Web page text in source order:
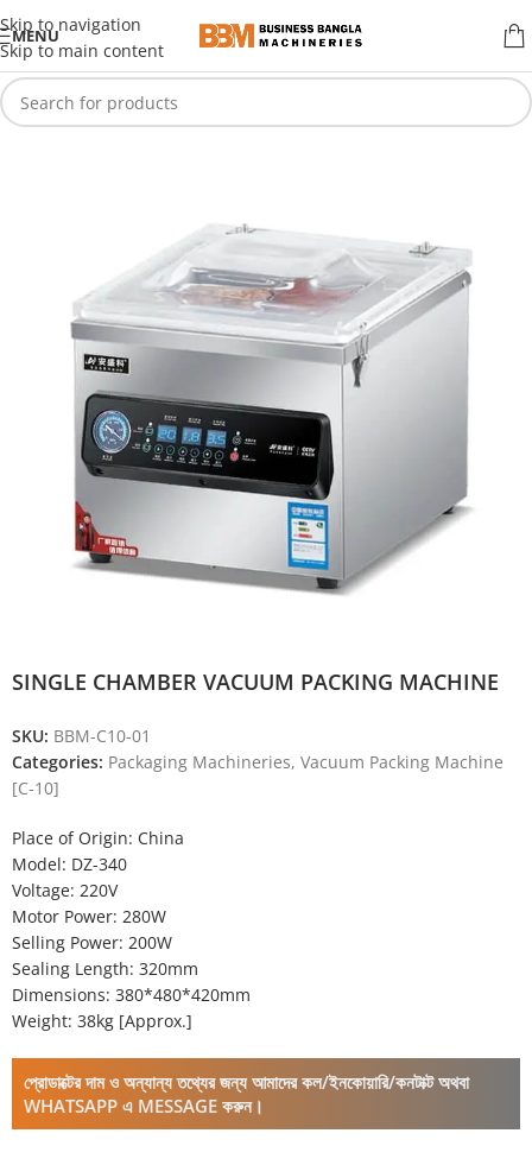
Skip to navigation
Skip to main content
MENU
SINGLE CHAMBER VACUUM PACKING MACHINE
SKU: BBM-C10-01
Categories: Packaging Machineries, Vacuum Packing Machine
[C-10]
Place of Origin: China
Model: DZ-340
Voltage: 220V
Motor Power: 280W
Selling Power: 200W
Sealing Length: 320mm
Dimensions: 380*480*420mm
Weight: 38kg [Approx.]
প্রোডাক্টের দাম ও অন্যান্য তথ্যের জন্য আমাদের কল/ইনকোয়ারি/কনটাক্ট অথবা
WHATSAPP এ MESSAGE করুন।